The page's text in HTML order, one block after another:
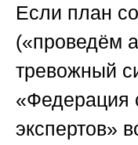
Если план
(«проведём
тревожный
«Федерация
экспертов»